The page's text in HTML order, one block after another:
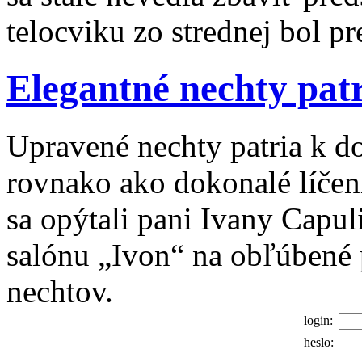
telocviku zo strednej bol
Elegantné nechty
Upravené nechty patria k
rovnako ako dokonalé
sa opýtali pani Ivany
salónu „Ivon“ na
nechtov.
login:
heslo: